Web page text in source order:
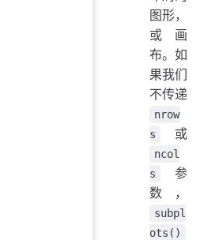
图形，
或画
布。如
果我们
不传递
nrow
s
或
ncol
s
参
数，
subpl
ots()